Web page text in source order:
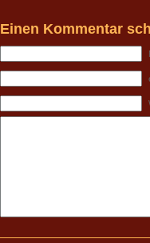
Einen Kommentar